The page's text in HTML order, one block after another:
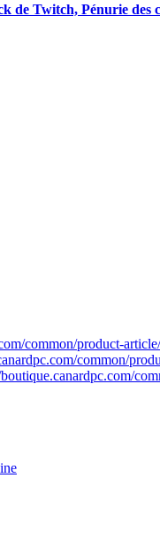
de Twitch, Pénurie des
common/product-
common/